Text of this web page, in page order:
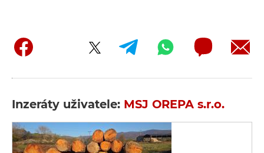
Inzeráty uživatele: MSJ OREPA s.r.o.